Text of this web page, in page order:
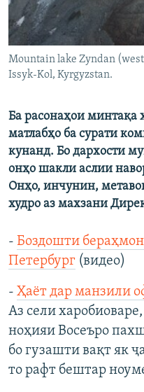
Mountain lake Zyndan
Issyk-Kol, Kyrgyzstan.
Ба расонаҳои минтақа
матлабҳо ба сурати
кунанд. Бо дархости
онҳо шакли аслии
Онҳо, инчунин,
худро аз махзани
- Боздошти
Петербург (видео)
- Ҳаёт дар манзили
Аз сели
ноҳияи Восеъро
бо гузашти вақт як
то рафт бештар